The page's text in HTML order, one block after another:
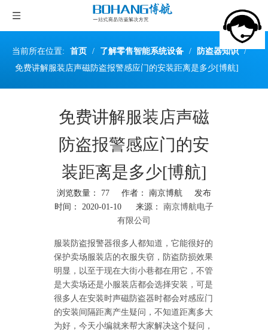
当前所在位置: 首页 / 了解零售智能系统设备 / 防盗器知识 /
免费讲解服装店声磁防盗报警感应门的安装距离是多少[博航]
免费讲解服装店声磁
防盗报警感应门的安
装距离是多少[博航]
浏览数量： 77 作者： 南京博航 发布
时间： 2020-01-10 来源： 南京博航电子
有限公司
["wechat","weibo","qzone","douban","email"]
服装防盗报警器很多人都知道，它能很好的
保护卖场服装店的衣服失窃，防盗防损效果
明显，以至于现在大街小巷都在用它，不管
是大卖场还是小服装店都会选择安装，可是
很多人在安装时声磁防盗器时都会对感应门
的安装间隔距离产生疑问，不知道距离多大
为好，今天小编就来帮大家解决这个疑问，